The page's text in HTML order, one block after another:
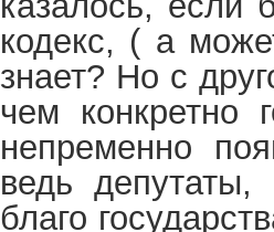
кодекс, ( а
знает? Но с
чем конкретно
непременно
ведь
благо